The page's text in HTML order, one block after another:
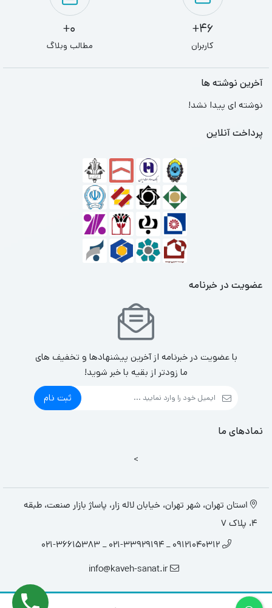
46+
کاربران
0+
مطالب وبلاگ
آخرین نوشته ها
نوشته ای پیدا نشد!
پرداخت آنلاین
عضویت در خبرنامه
با عضویت در خبرنامه از آخرین پیشنهادها و تخفیف های
ما زودتر از بقیه با خبر شوید!
ثبت نام
نمادهای ما
>
استان تهران، شهر تهران، خیابان لاله زار، پاساژ بازار صنعت، طبقه
4، پلاک 7
09121040312 _ 021-33929194 _ 021-36615383
info@kaveh-sanat.ir